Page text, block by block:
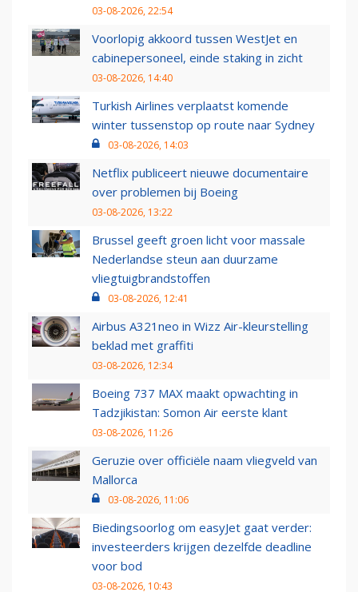
03-08-2026, 22:54
Voorlopig akkoord tussen WestJet en
cabinepersoneel, einde staking in zicht
03-08-2026, 14:40
Turkish Airlines verplaatst komende
winter tussenstop op route naar Sydney
03-08-2026, 14:03
Netflix publiceert nieuwe documentaire
over problemen bij Boeing
03-08-2026, 13:22
Brussel geeft groen licht voor massale
Nederlandse steun aan duurzame
vliegtuigbrandstoffen
03-08-2026, 12:41
Airbus A321neo in Wizz Air-kleurstelling
beklad met graffiti
03-08-2026, 12:34
Boeing 737 MAX maakt opwachting in
Tadzjikistan: Somon Air eerste klant
03-08-2026, 11:26
Geruzie over officiële naam vliegveld van
Mallorca
03-08-2026, 11:06
Biedingsoorlog om easyJet gaat verder:
investeerders krijgen dezelfde deadline
voor bod
03-08-2026, 10:43